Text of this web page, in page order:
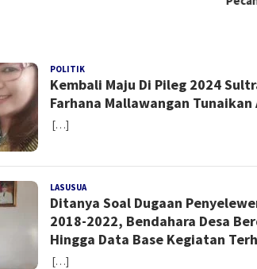
POLITIK
Kembali Maju Di Pileg 2024
Farhana Mallawangan
[…]
LASUSUARedaksi
Ditanya Soal Dugaan
2018-2022, Bendahara Desa
Hingga Data Base Kegiatan
[…]